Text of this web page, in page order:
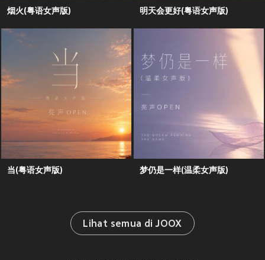
烟火(粤语女声版) 明天会更好(粤语女声版)
当(粤语女声版) 梦仍是一样(温柔女声版)
Lihat semua di JOOX